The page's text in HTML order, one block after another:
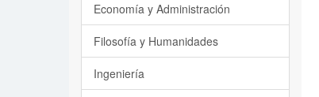
Economía y Administración
Filosofía y Humanidades
Ingeniería